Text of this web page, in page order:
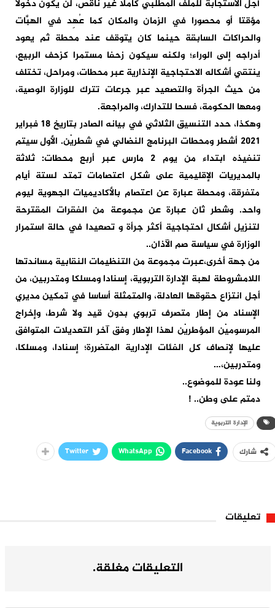
أجل الاستجابة للملف المطلبي كاملا غير ناقص، لن يكون دخولا
مؤقتا أو محصورا في الزمان والمكان كما عُهِد في الهبَّات
والحراكات السابقة حينما كان يتوقف عند محطة ثم يعود
أدراجه إلى الوراء؛ ولكنه سيكون زحفا مستمرا كزحف الربيع،
ينتقي أشكاله الاحتجاجية الإنذارية عبر محطات، ومراحل، تختلف
من حيث الجرأة والتصعيد عبر جرعات تترك للوزارة الوصية،
ومعها الحكومة، فسحا للتدارك، والمراجعة.
وهكذا، حدد التنسيق الثلاثي في بيانه الصادر بتاريخ 18 فبراير
2021 أشطر ومحطات البرنامج النضالي في شطريْن. الأول سيتم
تنفيذه ابتداء من يوم 2 مارس عبر أربع محطات: ثلاثة
بالمديريات الإقليمية على شكل اعتصامات تمتد لستة أيام
متفرقة، ومحطة عبارة عن اعتصام بالأكاديميات الجهوية ليوم
واحد. وشطر ثان عبارة عن مجموعة من الفقرات المقترحة
لتنزيل أشكال احتجاجية أكثر جرأة و تصعيدا في حالة استمرار
الوزارة في سياسة صم الآذان..
من جهة أخرى،عبرت مجموعة من التنظيمات النقابية مساندتها
اللامشروطة لهبة الإدارة التربوية، إسنادا ومسلكا ومتدربين، من
أجل انتزاع حقوقها العادلة، والمتمثلة أساسا في تمكين مديري
الإسناد من إطار متصرف تربوي بدون قيد ولا شرط، وإخراج
المرسوميْن المؤطريْن لهذا الإطار وفق آخر التعديلات المتوافق
عليها لإنصاف كل الفئات الإدارية المتضررة؛ إسنادا، ومسلكا،
ومتدربين،…
ولنا عودة للموضوع..
دمتم على وطن.. !
الإدارة التربوية
شارك Facebook
WhatsApp
Twitter
تعليقات
التعليقات مغلقة.